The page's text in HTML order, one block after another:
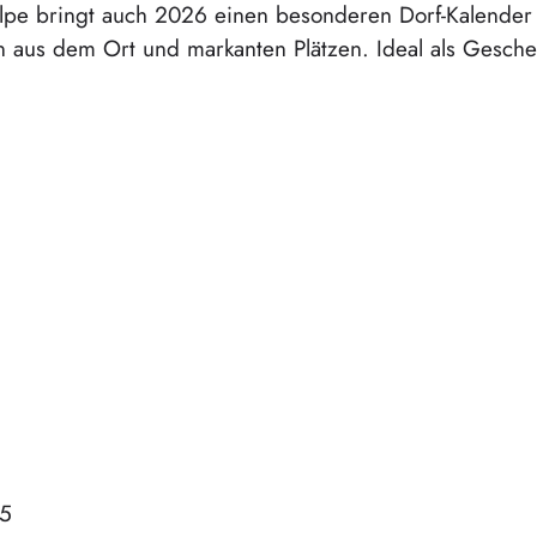
bringt auch 2026 einen besonderen Dorf-
dem Ort und markanten Plätzen. Ideal als